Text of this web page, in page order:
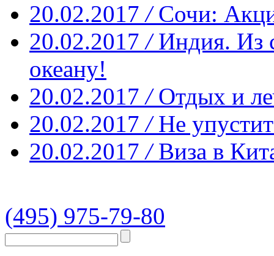
20.02.2017 / Сочи:
20.02.2017 / Индия. Из
океану!
20.02.2017 / Отдых и
20.02.2017 / Не
20.02.2017 / Виза в
(495) 975-79-80